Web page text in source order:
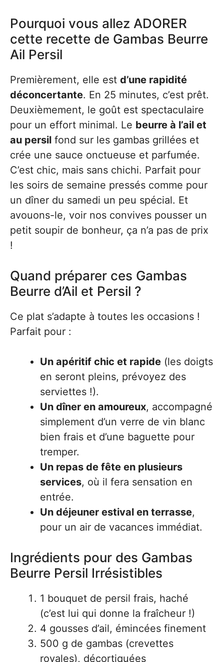
Pourquoi vous allez ADORER
cette recette de Gambas Beurre
Ail Persil
Premièrement, elle est d’une rapidité
déconcertante. En 25 minutes, c’est prêt.
Deuxièmement, le goût est spectaculaire
pour un effort minimal. Le beurre à l’ail et
au persil fond sur les gambas grillées et
crée une sauce onctueuse et parfumée.
C’est chic, mais sans chichi. Parfait pour
les soirs de semaine pressés comme pour
un dîner du samedi un peu spécial. Et
avouons-le, voir nos convives pousser un
petit soupir de bonheur, ça n’a pas de prix
!
Quand préparer ces Gambas
Beurre d’Ail et Persil ?
Ce plat s’adapte à toutes les occasions !
Parfait pour :
Un apéritif chic et rapide (les doigts
en seront pleins, prévoyez des
serviettes !).
Un dîner en amoureux, accompagné
simplement d’un verre de vin blanc
bien frais et d’une baguette pour
tremper.
Un repas de fête en plusieurs
services, où il fera sensation en
entrée.
Un déjeuner estival en terrasse,
pour un air de vacances immédiat.
Ingrédients pour des Gambas
Beurre Persil Irrésistibles
1 bouquet de persil frais, haché
(c’est lui qui donne la fraîcheur !)
4 gousses d’ail, émincées finement
500 g de gambas (crevettes
royales), décortiquées